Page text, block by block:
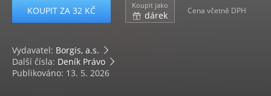
KOUPIT ZA 32 KČ Koupit jako
dárek Cena včetně DPH
Vydavatel: Borgis, a.s.
Další čísla: Deník Právo
Publikováno: 13. 5. 2026